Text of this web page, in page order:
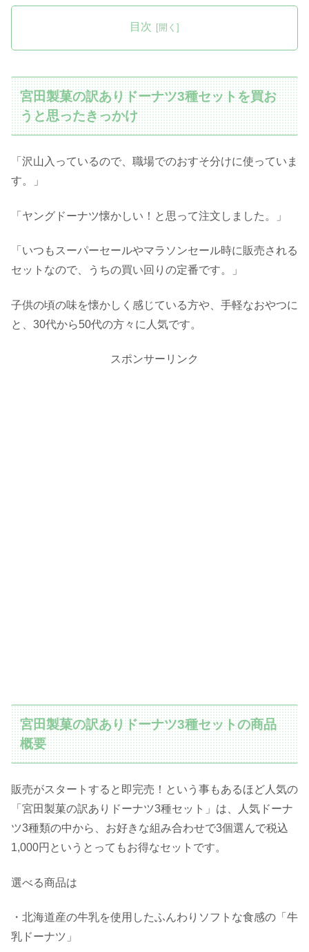
目次
宮田製菓の訳ありドーナツ3種セットを買お
うと思ったきっかけ
「沢山入っているので、職場でのおすそ分けに使っていま
す。」
「ヤングドーナツ懐かしい！と思って注文しました。」
「いつもスーパーセールやマラソンセール時に販売される
セットなので、うちの買い回りの定番です。」
子供の頃の味を懐かしく感じている方や、手軽なおやつに
と、30代から50代の方々に人気です。
スポンサーリンク
宮田製菓の訳ありドーナツ3種セットの商品
概要
販売がスタートすると即完売！という事もあるほど人気の
「宮田製菓の訳ありドーナツ3種セット」は、人気ドーナ
ツ3種類の中から、お好きな組み合わせで3個選んで税込
1,000円というとってもお得なセットです。
選べる商品は
・北海道産の牛乳を使用したふんわりソフトな食感の「牛
乳ドーナツ」